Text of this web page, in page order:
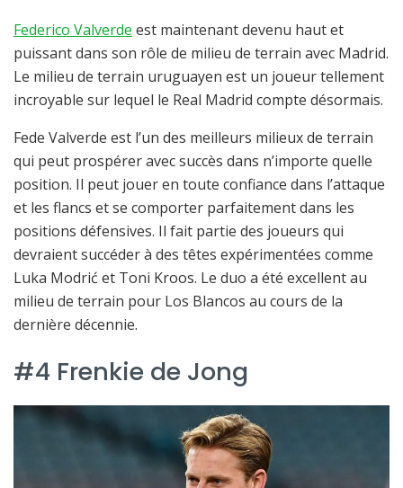
Federico Valverde est maintenant devenu haut et
puissant dans son rôle de milieu de terrain avec Madrid.
Le milieu de terrain uruguayen est un joueur tellement
incroyable sur lequel le Real Madrid compte désormais.
Fede Valverde est l’un des meilleurs milieux de terrain
qui peut prospérer avec succès dans n’importe quelle
position. Il peut jouer en toute confiance dans l’attaque
et les flancs et se comporter parfaitement dans les
positions défensives. Il fait partie des joueurs qui
devraient succéder à des têtes expérimentées comme
Luka Modrić et Toni Kroos. Le duo a été excellent au
milieu de terrain pour Los Blancos au cours de la
dernière décennie.
#4 Frenkie de Jong